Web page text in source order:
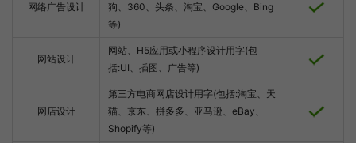
网络广告设计
狗、360、头条、淘宝、Google、Bing
等)
网站设计
网站、H5应用或小程序设计用字(包
括:UI、插图、广告等)
网店设计
第三方电商网店设计用字(包括:淘宝、天
猫、京东、拼多多、亚马逊、eBay、
Shopify等)